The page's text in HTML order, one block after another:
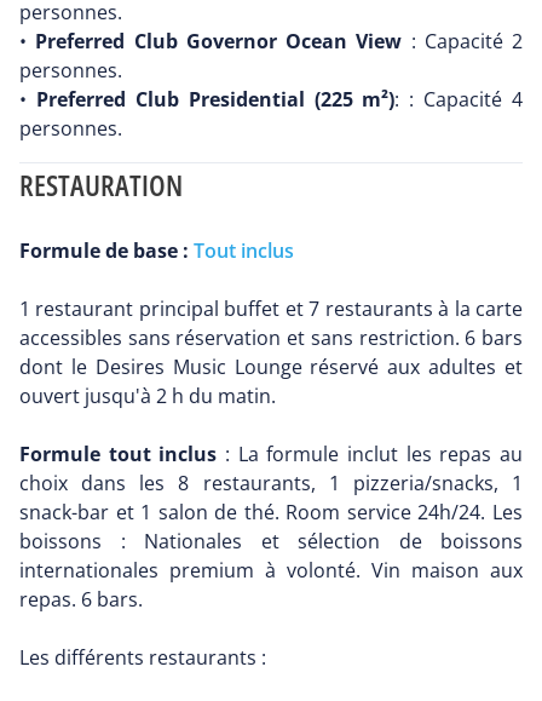
personnes.
• Preferred Club Governor Ocean View : Capacité 2
personnes.
• Preferred Club Presidential (225 m²): : Capacité 4
personnes.
RESTAURATION
Formule de base : Tout inclus
1 restaurant principal buffet et 7 restaurants à la carte
accessibles sans réservation et sans restriction. 6 bars
dont le Desires Music Lounge réservé aux adultes et
ouvert jusqu'à 2 h du matin.
Formule tout inclus : La formule inclut les repas au
choix dans les 8 restaurants, 1 pizzeria/snacks, 1
snack-bar et 1 salon de thé. Room service 24h/24. Les
boissons : Nationales et sélection de boissons
internationales premium à volonté. Vin maison aux
repas. 6 bars.
Les différents restaurants :